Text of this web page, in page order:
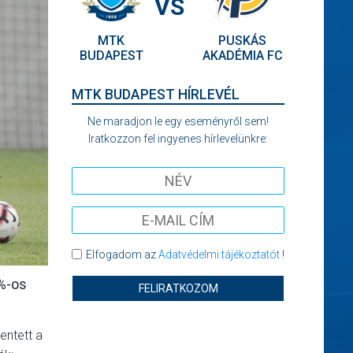
os
a
MTK
BUDAPEST
VS
PUSKÁS
AKADÉMIA FC
MTK BUDAPEST HÍRLEVÉL
Ne maradjon le egy eseményről sem!
Iratkozzon fel ingyenes hírlevelünkre:
Elfogadom azAdatvédelmi tájékoztatót!
FELIRATKOZOM